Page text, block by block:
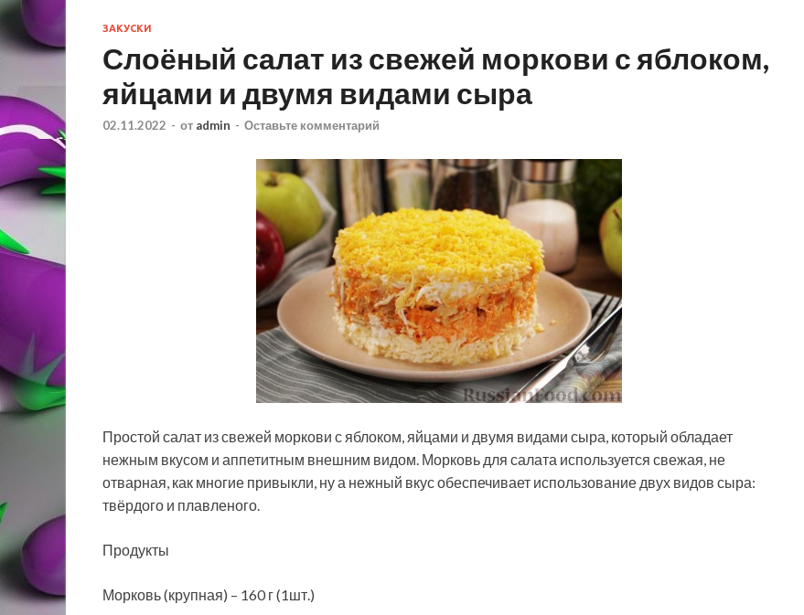
ЗАКУСКИ
Слоёный салат из свежей моркови с яблоком,
яйцами и двумя видами сыра
02.11.2022 - от admin - Оставьте комментарий
Простой салат из свежей моркови с яблоком, яйцами и двумя видами сыра, который обладает
нежным вкусом и аппетитным внешним видом. Морковь для салата используется свежая, не
отварная, как многие привыкли, ну а нежный вкус обеспечивает использование двух видов сыра:
твёрдого и плавленого.
Продукты
Морковь (крупная) – 160 г (1шт.)